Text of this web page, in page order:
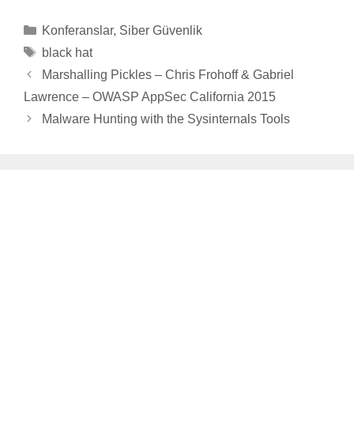
Categories
Konferanslar, Siber Güvenlik
Tags
black hat
Marshalling Pickles – Chris Frohoff & Gabriel
Lawrence – OWASP AppSec California 2015
Malware Hunting with the Sysinternals Tools